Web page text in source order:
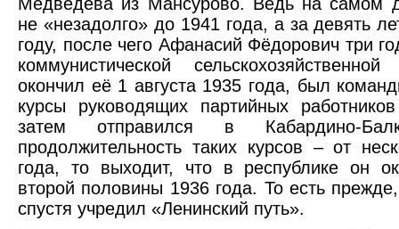
не «незадолго» до 1941 года, а за девять
году, после чего Афанасий Фёдорович три
коммунистической
окончил её 1 августа 1935 года, был
курсы руководящих партийных
затем отправился в Кабардино-
продолжительность таких курсов – от
года, то выходит, что в республике он
второй половины 1936 года. То есть
спустя учредил «Ленинский путь».